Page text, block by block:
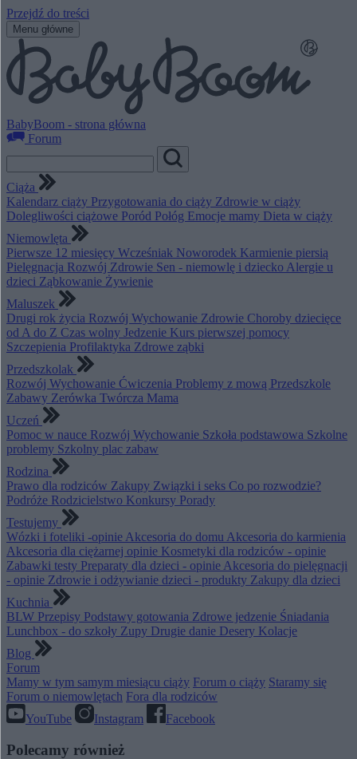
Przejdź do treści
Menu główne
BabyBoom - strona główna
Forum
Ciąża
Kalendarz ciąży Przygotowania do ciąży Zdrowie w ciąży
Dolegliwości ciążowe Poród Połóg Emocje mamy Dieta w ciąży
Niemowlęta
Pierwsze 12 miesięcy Wcześniak Noworodek Karmienie piersią
Pielęgnacja Rozwój Zdrowie Sen - niemowlę i dziecko Alergie u
dzieci Ząbkowanie Żywienie
Maluszek
Drugi rok życia Rozwój Wychowanie Zdrowie Choroby dziecięce
od A do Z Czas wolny Jedzenie Kurs pierwszej pomocy
Szczepienia Profilaktyka Zdrowe ząbki
Przedszkolak
Rozwój Wychowanie Ćwiczenia Problemy z mową Przedszkole
Zabawy Zerówka Twórcza Mama
Uczeń
Pomoc w nauce Rozwój Wychowanie Szkoła podstawowa Szkolne
problemy Szkolny plac zabaw
Rodzina
Prawo dla rodziców Zakupy Związki i seks Co po rozwodzie?
Podróże Rodzicielstwo Konkursy Porady
Testujemy
Wózki i foteliki -opinie Akcesoria do domu Akcesoria do karmienia
Akcesoria dla ciężarnej opinie Kosmetyki dla rodziców - opinie
Zabawki testy Preparaty dla dzieci - opinie Akcesoria do pielęgnacji
- opinie Zdrowie i odżywianie dzieci - produkty Zakupy dla dzieci
Kuchnia
BLW Przepisy Podstawy gotowania Zdrowe jedzenie Śniadania
Lunchbox - do szkoły Zupy Drugie danie Desery Kolacje
Blog
Forum
Mamy w tym samym miesiącu ciąży Forum o ciąży Staramy się
Forum o niemowlętach Fora dla rodziców
YouTube
Instagram Facebook
Polecamy również